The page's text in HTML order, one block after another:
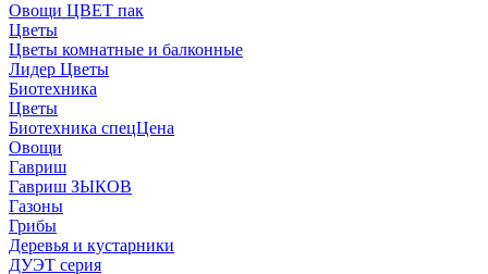
Овощи ЦВЕТ пак
Цветы
Цветы комнатные и балконные
Лидер Цветы
Биотехника
Цветы
Биотехника спецЦена
Овощи
Гавриш
Гавриш ЗЫКОВ
Газоны
Грибы
Деревья и кустарники
ДУЭТ серия